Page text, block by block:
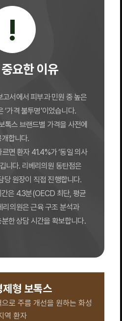
!
요한 이유
서에서 피부과 민원 중 높은
‘가격 불투명’이었습니다.
톡스 브랜드별 가격을 사전에
개합니다.
면 환자 41.4%가 ‘동일 의사
니다. 리베리의원 동탄점은
당 원장이 직접 진행합니다.
은 4.3분(OECD 최단, 평균
의원은 근육 구조 분석과
한 상담 시간을 확보합니다.
제형 보톡스
로 주름 개선을 원하는 화성
역 환자